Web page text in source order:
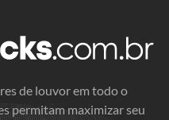
de louvor em todo o
permitam maximizar seu